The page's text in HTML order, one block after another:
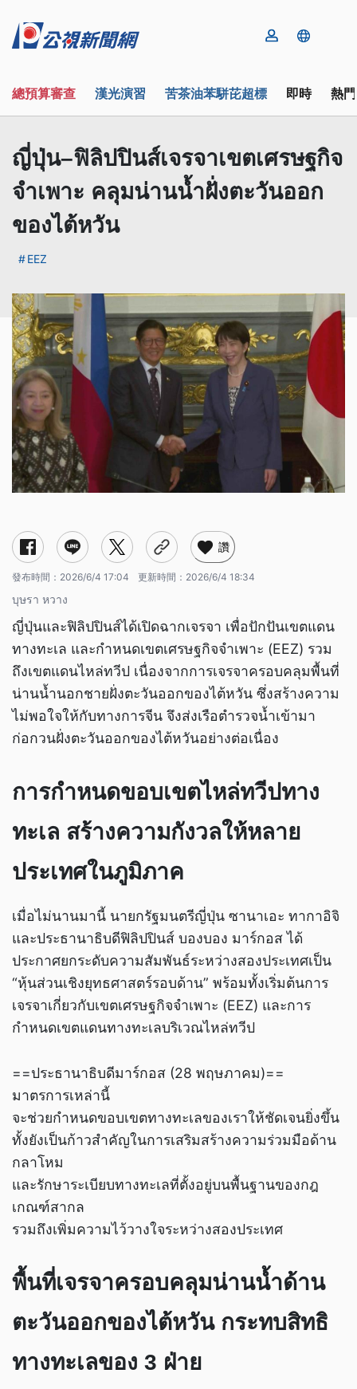
總預算審查 漢光演習 苦茶油苯駢芘超標 即時 熱
ญี่ปุ่น–ฟิลิปปินส์เจรจาเขตเศรษฐกิจ
จำเพาะ คลุมน่านน้ำฝั่งตะวันออก
ของไต้หวัน
EEZ
讚
發布時間： 2026/6/4 17:04 更新時間： 2026/6/4 18:34
บุษรา หวาง
ญี่ปุ่นและฟิลิปปินส์ได้เปิดฉากเจรจา เพื่อปักปันเขตแดน
ทางทะเล และกำหนดเขตเศรษฐกิจจำเพาะ (EEZ) รวม
ถึงเขตแดนไหล่ทวีป เนื่องจากการเจรจาครอบคลุมพื้นที่
น่านน้ำนอกชายฝั่งตะวันออกของไต้หวัน ซึ่งสร้างความ
ไม่พอใจให้กับทางการจีน จึงส่งเรือตำรวจน้ำเข้ามา
ก่อกวนฝั่งตะวันออกของไต้หวันอย่างต่อเนื่อง
การกำหนดขอบเขตไหล่ทวีปทาง
ทะเล สร้างความกังวลให้หลาย
ประเทศในภูมิภาค
เมื่อไม่นานมานี้ นายกรัฐมนตรีญี่ปุ่น ซานาเอะ ทากาอิจิ
และประธานาธิบดีฟิลิปปินส์ บองบอง มาร์กอส ได้
ประกาศยกระดับความสัมพันธ์ระหว่างสองประเทศเป็น
“หุ้นส่วนเชิงยุทธศาสตร์รอบด้าน” พร้อมทั้งเริ่มต้นการ
เจรจาเกี่ยวกับเขตเศรษฐกิจจำเพาะ (EEZ) และการ
กำหนดเขตแดนทางทะเลบริเวณไหล่ทวีป
==ประธานาธิบดีมาร์กอส (28 พฤษภาคม)==
มาตรการเหล่านี้
จะช่วยกำหนดขอบเขตทางทะเลของเราให้ชัดเจนยิ่งขึ้น
ทั้งยังเป็นก้าวสำคัญในการเสริมสร้างความร่วมมือด้าน
กลาโหม
และรักษาระเบียบทางทะเลที่ตั้งอยู่บนพื้นฐานของกฎ
เกณฑ์สากล
รวมถึงเพิ่มความไว้วางใจระหว่างสองประเทศ
พื้นที่เจรจาครอบคลุมน่านน้ำด้าน
ตะวันออกของไต้หวัน กระทบสิทธิ
ทางทะเลของ 3 ฝ่าย